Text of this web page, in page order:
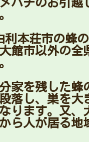
バチのお引越
利本荘市の蜂
館市以外の全
家を残した蜂
落し、巣を大
ります。又、
ら人が居る地